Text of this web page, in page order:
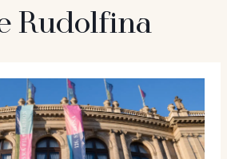
Rudolfina